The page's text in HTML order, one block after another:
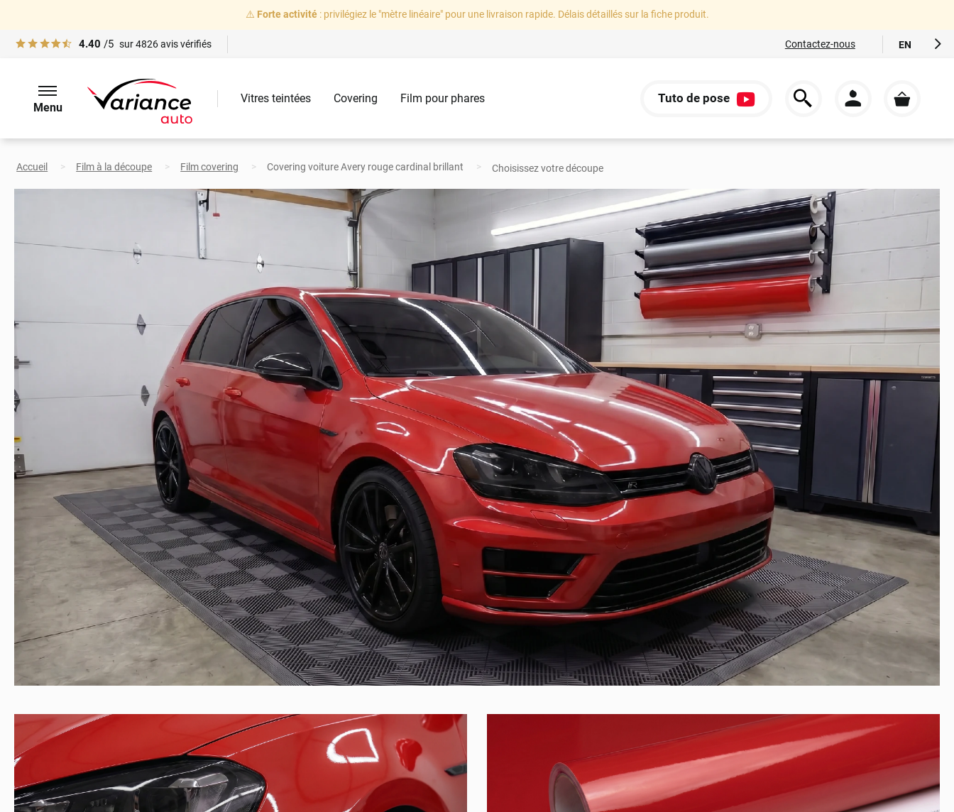
⚠️ Forte activité: privilégiez le "mètre linéaire" pour une livraison rapide. Délais détaillés sur la fiche produit.
4.40 /5 sur4826avis vérifiés Contactez-nous EN
Menu
Vitres teintées Covering Film pour phares Tuto de pose
Accueil Film à la découpe Film covering Covering voiture Avery rouge cardinal brillant Choisissez votre découpe